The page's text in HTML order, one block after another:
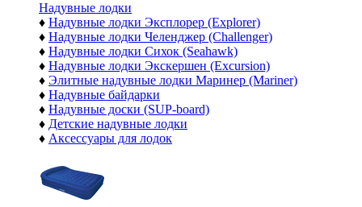
Надувные лодки
♦ Надувные лодки Эксплорер (Explorer)
♦ Надувные лодки Челенджер (Challenger)
♦ Надувные лодки Сихок (Seahawk)
♦ Надувные лодки Экскершен (Excursion)
♦ Элитные надувные лодки Маринер (Mariner)
♦ Надувные байдарки
♦ Надувные доски (SUP-board)
♦ Детские надувные лодки
♦ Аксессуары для лодок